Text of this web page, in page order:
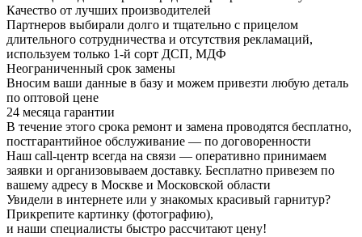
Качество от лучших производителей
Партнеров выбирали долго и тщательно с прицелом
длительного сотрудничества и отсутствия рекламаций,
используем только 1-й сорт ДСП, МДФ
Неограниченный срок замены
Вносим ваши данные в базу и можем привезти любую деталь
по оптовой цене
24 месяца гарантии
В течение этого срока ремонт и замена проводятся бесплатно,
постгарантийное обслуживание — по договоренности
Наш call-центр всегда на связи — оперативно принимаем
заявки и организовываем доставку. Бесплатно привезем по
вашему адресу в Москве и Московской области
Увидели в интернете или у знакомых красивый гарнитур?
Прикрепите картинку (фотографию),
и наши специалисты быстро рассчитают цену!